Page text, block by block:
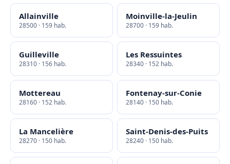
Allainville
28500 · 159 hab.
Moinville-la-Jeulin
28700 · 159 hab.
Guilleville
28310 · 156 hab.
Les Ressuintes
28340 · 152 hab.
Mottereau
28160 · 152 hab.
Fontenay-sur-Conie
28140 · 150 hab.
La Mancelière
28270 · 150 hab.
Saint-Denis-des-Puits
28240 · 150 hab.